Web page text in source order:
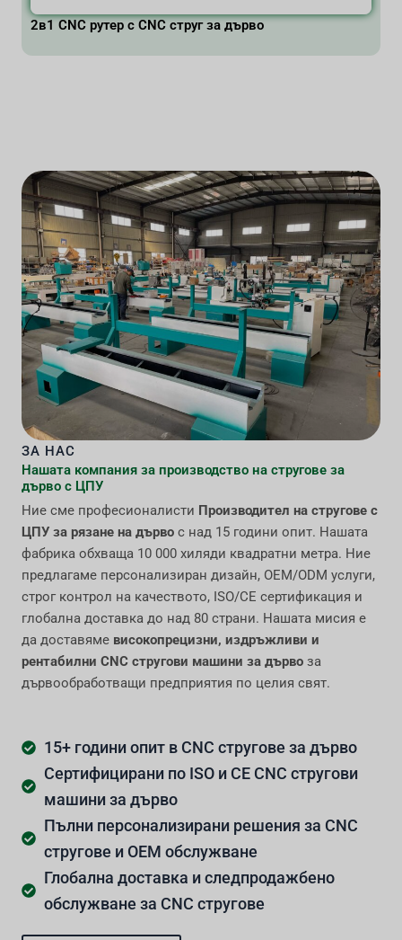
2в1 CNC рутер с CNC струг за дърво
ЗА НАС
Нашата компания за производство на стругове за
дърво с ЦПУ
Ние сме професионалисти Производител на стругове с
ЦПУ за рязане на дърво с над 15 години опит. Нашата
фабрика обхваща 10 000 хиляди квадратни метра. Ние
предлагаме персонализиран дизайн, OEM/ODM услуги,
строг контрол на качеството, ISO/CE сертификация и
глобална доставка до над 80 страни. Нашата мисия е
да доставяме високопрецизни, издръжливи и
рентабилни CNC стругови машини за дърво за
дървообработващи предприятия по целия свят.
15+ години опит в CNC стругове за дърво
Сертифицирани по ISO и CE CNC стругови
машини за дърво
Пълни персонализирани решения за CNC
стругове и OEM обслужване
Глобална доставка и следпродажбено
обслужване за CNC стругове